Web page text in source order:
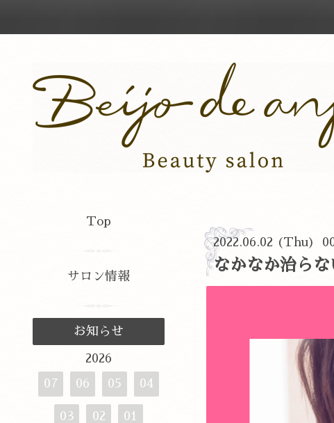
2022.06.02 (Thu)
なかなか治ら
Top
サロン情報
お知らせ
2026
07
06 05 04
03 02 01